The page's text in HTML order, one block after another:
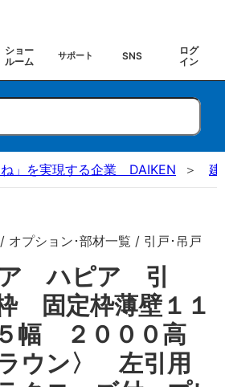
ショー
ルーム
サポート SNS
ログ
イン
ね」を実現する企業 DAIKEN 建
オプション･部材一覧 / 引戸･吊戸
ア ハピア 引
固定枠薄壁１１
幅 ２０００高
ラウン〉 左引用